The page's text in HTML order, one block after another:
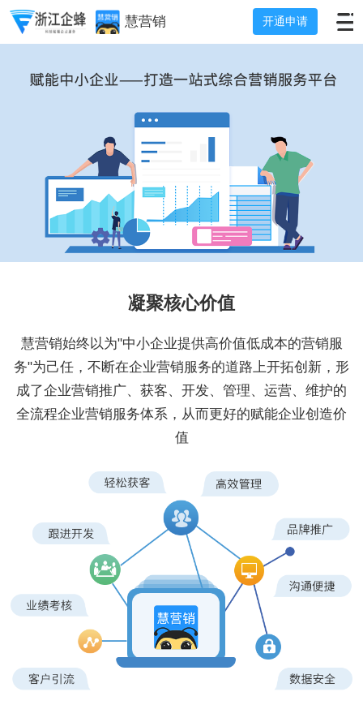
慧营销 开通申请
凝聚核心价值
慧营销始终以为"中小企业提供高价值低成本的营销服
务"为己任，不断在企业营销服务的道路上开拓创新，形
成了企业营销推广、获客、开发、管理、运营、维护的
全流程企业营销服务体系，从而更好的赋能企业创造价
值